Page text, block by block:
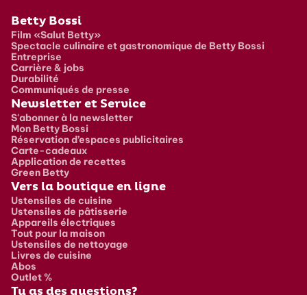
Pied de page
Betty Bossi
Film «Salut Betty»
Spectacle culinaire et gastronomique de Betty Bossi
Entreprise
Carrière & jobs
Durabilité
Communiqués de presse
Newsletter et Service
S'abonner à la newsletter
Mon Betty Bossi
Réservation d’espaces publicitaires
Carte-cadeaux
Application de recettes
Green Betty
Vers la boutique en ligne
Ustensiles de cuisine
Ustensiles de pâtisserie
Appareils électriques
Tout pour la maison
Ustensiles de nettoyage
Livres de cuisine
Abos
Outlet %
Tu as des questions?